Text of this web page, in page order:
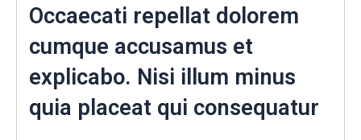
Occaecati repellat dolorem
cumque accusamus et
explicabo. Nisi illum minus
quia placeat qui consequatur